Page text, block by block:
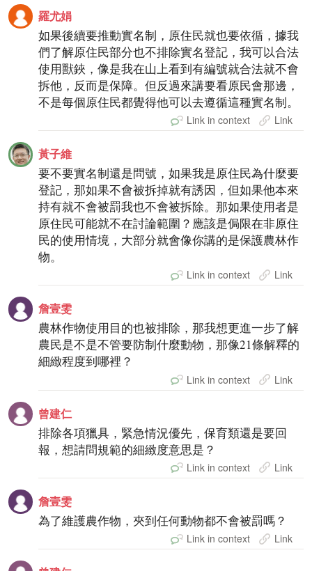
羅尤娟
如果後續要推動實名制，原住民就也要依循，據我
們了解原住民部分也不排除實名登記，我可以合法
使用獸鋏，像是我在山上看到有編號就合法就不會
拆他，反而是保障。但反過來講要看原民會那邊，
不是每個原住民都覺得他可以去遵循這種實名制。
Link in context Link
黃子維
要不要實名制還是問號，如果我是原住民為什麼要
登記，那如果不會被拆掉就有誘因，但如果他本來
持有就不會被罰我也不會被拆除。那如果使用者是
原住民可能就不在討論範圍？應該是侷限在非原住
民的使用情境，大部分就會像你講的是保護農林作
物。
Link in context Link
詹壹雯
農林作物使用目的也被排除，那我想更進一步了解
農民是不是不管要防制什麼動物，那像21條解釋的
細緻程度到哪裡？
Link in context Link
曾建仁
排除各項獵具，緊急情況優先，保育類還是要回
報，想請問規範的細緻度意思是？
Link in context Link
詹壹雯
為了維護農作物，夾到任何動物都不會被罰嗎？
Link in context Link